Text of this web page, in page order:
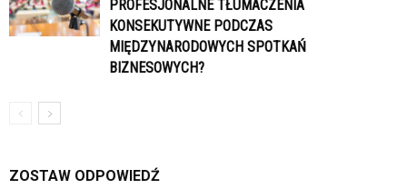
PROFESJONALNE TŁUMACZENIA
KONSEKUTYWNE PODCZAS
MIĘDZYNARODOWYCH SPOTKAŃ
BIZNESOWYCH?
ZOSTAW ODPOWIEDŹ